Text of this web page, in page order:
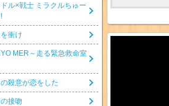
ル×戦士 ミラクルちゅー
衝け
MER～走る緊急救命室
殺意が恋をした
接吻